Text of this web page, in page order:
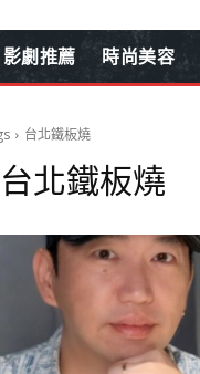
影劇推薦 時尚美容
台北鐵板燒
台北鐵板燒